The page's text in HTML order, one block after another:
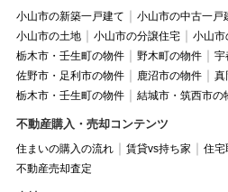
小山市の新築一戸建て 小山市の中古一戸
小山市の土地
小山市の分譲住宅 小山市
栃木市・壬生町の物件
野木町の物件
宇
佐野市・足利市の物件
鹿沼市の物件
真
栃木市・壬生町の物件
結城市・筑西市の
不動産購入・売却コンテンツ
住まいの購入の流れ 賃貸vs持ち家
住宅
不動産売却査定